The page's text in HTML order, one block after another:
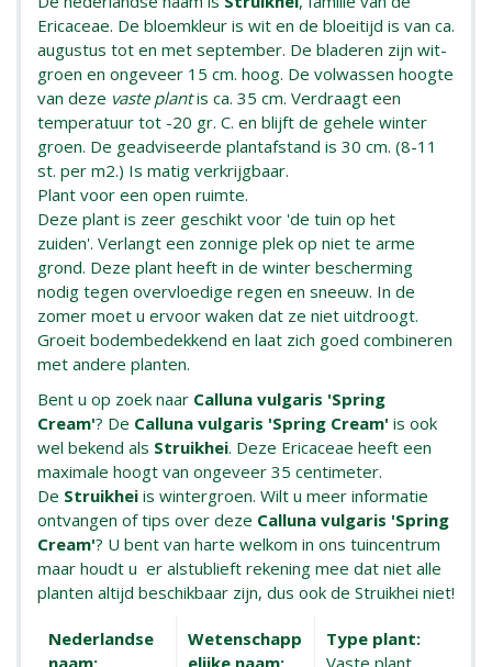
Ericaceae. De bloemkleur is wit en de bloeitijd is van ca.
augustus tot en met september. De bladeren zijn wit-
groen en ongeveer 15 cm. hoog. De volwassen hoogte
van deze vaste plantis ca. 35 cm. Verdraagt een
temperatuur tot -20 gr. C. en blijft de gehele winter
groen. De geadviseerde plantafstand is 30 cm. (8-11
st. per m2.) Is matig verkrijgbaar.
Plant voor een open ruimte.
Deze plant is zeer geschikt voor 'de tuin op het
zuiden'. Verlangt een zonnige plek op niet te arme
grond. Deze plant heeft in de winter bescherming
nodig tegen overvloedige regen en sneeuw. In de
zomer moet u ervoor waken dat ze niet uitdroogt.
Groeit bodembedekkend en laat zich goed combineren
met andere planten.
Bent u op zoek naar Calluna vulgaris 'Spring
Cream'? De Calluna vulgaris 'Spring Cream' is ook
wel bekend als Struikhei. Deze Ericaceae heeft een
maximale hoogt van ongeveer 35 centimeter.
De Struikhei is wintergroen. Wilt u meer informatie
ontvangen of tips over deze Calluna vulgaris 'Spring
Cream'? U bent van harte welkom in ons tuincentrum
maar houdt u er alstublieft rekening mee dat niet alle
planten altijd beschikbaar zijn, dus ook de Struikhei niet!
Nederlandse
Wetenschapp
Type plant: